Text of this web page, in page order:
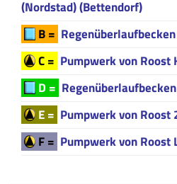
(Nordstad) (Bettendorf)
B =
C = Pumpwerk von Roost
D =
E = Pumpwerk von Roost
F = Pumpwerk von Roost